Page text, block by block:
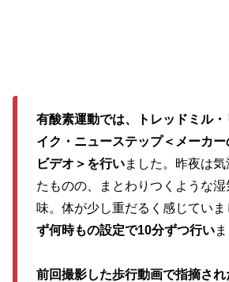
有酸素運動では、トレッドミル
イク・ニューステップ＜メーカ
ビデオ＞を行いました。昨夜は
たものの、まとわりつくような
味。体が少し重だるく感じていま
ず何時もの設定で10分ずつ行い
前回撮影した歩行動画で指摘され